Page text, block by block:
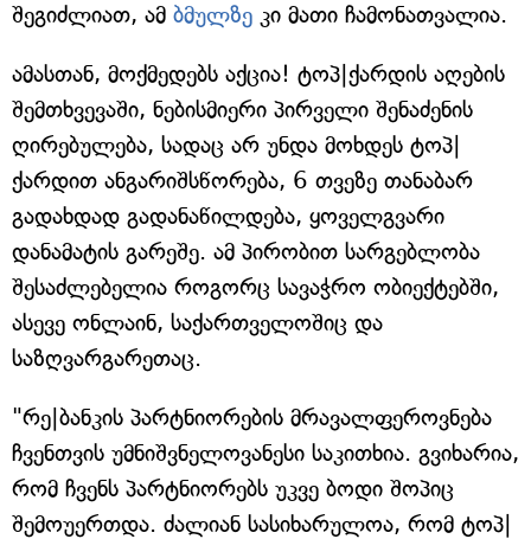
შეგიძლიათ, ამ ბმულზე კი მათი ჩამონათვალია.
ამასთან, მოქმედებს აქცია! ტოპ|ქარდის აღების
შემთხვევაში, ნებისმიერი პირველი შენაძენის
ღირებულება, სადაც არ უნდა მოხდეს ტოპ|
ქარდით ანგარიშსწორება, 6 თვეზე თანაბარ
გადახდად გადანაწილდება, ყოველგვარი
დანამატის გარეშე. ამ პირობით სარგებლობა
შესაძლებელია როგორც სავაჭრო ობიექტებში,
ასევე ონლაინ, საქართველოშიც და
საზღვარგარეთაც.
"რე|ბანკის პარტნიორების მრავალფეროვნება
ჩვენთვის უმნიშვნელოვანესი საკითხია. გვიხარია,
რომ ჩვენს პარტნიორებს უკვე ბოდი შოპიც
შემოუერთდა. ძალიან სასიხარულოა, რომ ტოპ|